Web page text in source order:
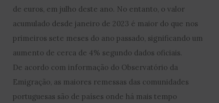
de euros, em julho deste ano. No entanto, o valor
acumulado desde janeiro de 2023 é maior do que nos
primeiros sete meses do ano passado, significando um
aumento de cerca de 4% segundo dados oficiais.
De acordo com informação do Observatório da
Emigração, as maiores remessas das comunidades
portuguesas são de países onde há mais tempo